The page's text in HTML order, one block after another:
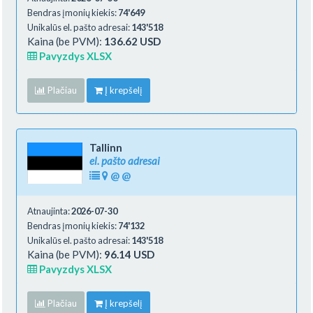
Bendras įmonių kiekis:74'649
Unikalūs el. pašto adresai:143'518
Kaina (be PVM): 136.62 USD
Pavyzdys XLSX
Plačiau Į krepšelį
Tallinn
el. pašto adresai
@ @
Atnaujinta:2026-07-30
Bendras įmonių kiekis:74'132
Unikalūs el. pašto adresai:143'518
Kaina (be PVM): 96.14 USD
Pavyzdys XLSX
Plačiau Į krepšelį